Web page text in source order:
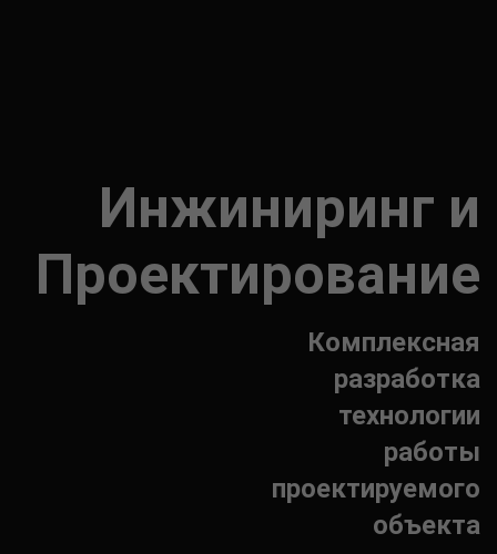
Инжиниринг и
Проектирование
Комплексная
разработка
технологии
работы
проектируемого
объекта